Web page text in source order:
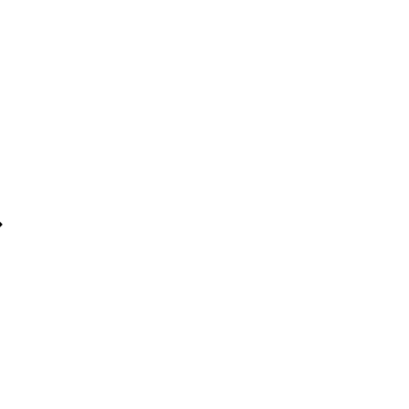
déc.
déc.
déc.